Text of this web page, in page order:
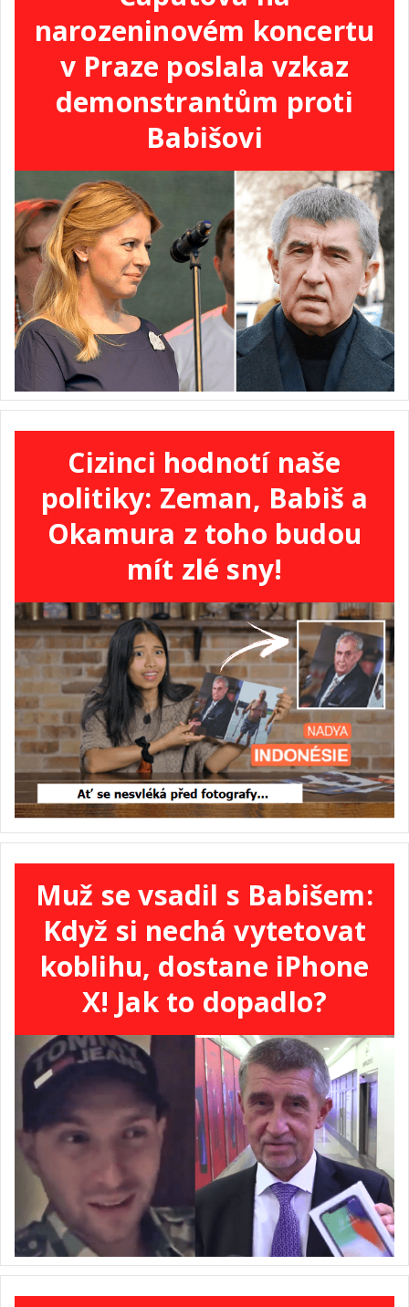
narozeninovém koncertu
v Praze poslala vzkaz
demonstrantům proti
Babišovi
Cizinci hodnotí naše
politiky: Zeman, Babiš a
Okamura z toho budou
mít zlé sny!
Muž se vsadil s Babišem:
Když si nechá vytetovat
koblihu, dostane iPhone
X! Jak to dopadlo?